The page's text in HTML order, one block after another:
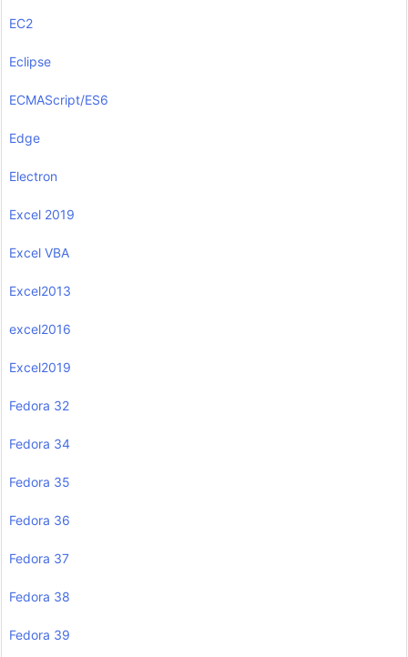
EC2
Eclipse
ECMAScript/ES6
Edge
Electron
Excel 2019
Excel VBA
Excel2013
excel2016
Excel2019
Fedora 32
Fedora 34
Fedora 35
Fedora 36
Fedora 37
Fedora 38
Fedora 39